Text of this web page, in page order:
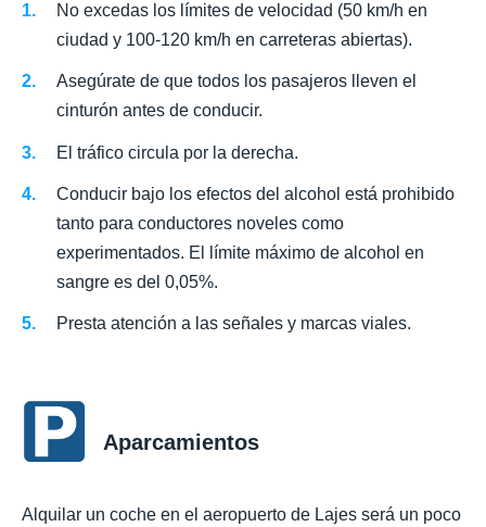
No excedas los límites de velocidad (50 km/h en
ciudad y 100-120 km/h en carreteras abiertas).
Asegúrate de que todos los pasajeros lleven el
cinturón antes de conducir.
El tráfico circula por la derecha.
Conducir bajo los efectos del alcohol está prohibido
tanto para conductores noveles como
experimentados. El límite máximo de alcohol en
sangre es del 0,05%.
Presta atención a las señales y marcas viales.
Aparcamientos
Alquilar un coche en el aeropuerto de Lajes será un poco